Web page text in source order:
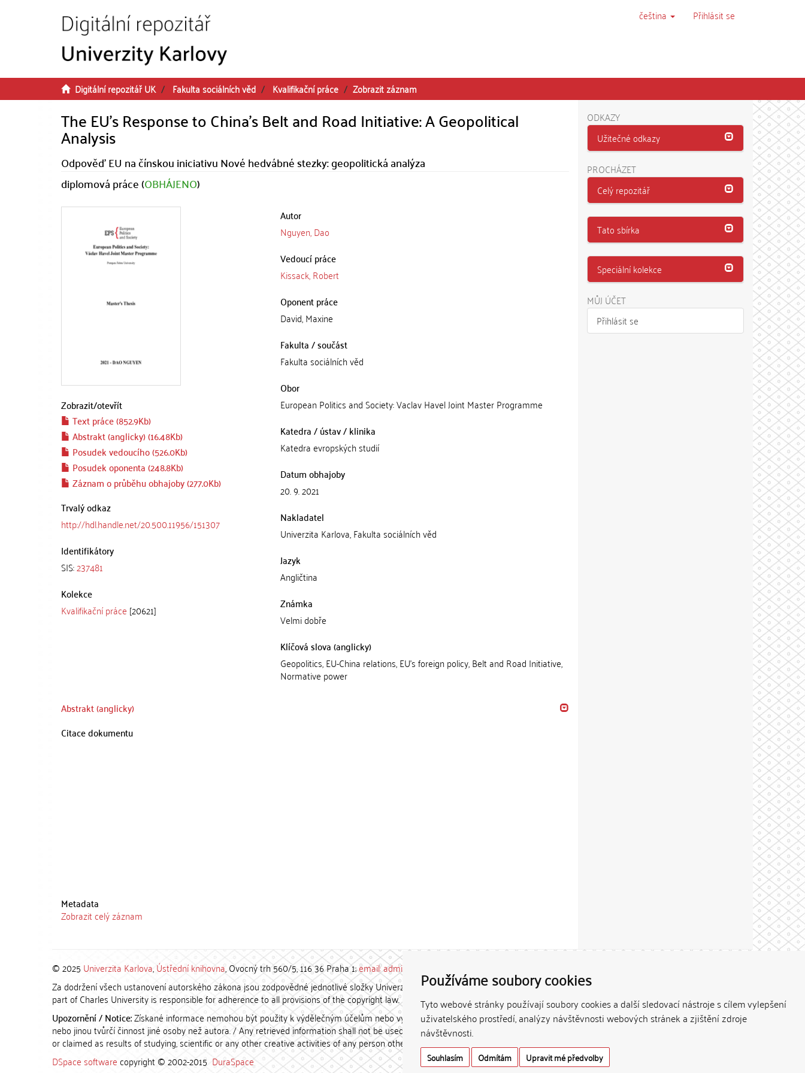
Používáme soubory cookies
Tyto webové stránky používají soubory cookies a další sledovací nástroje s cílem vylepšení
uživatelského prostředí, analýzy návštěvnosti webových stránek a zjištění zdroje
návštěvnosti.
Souhlasím Odmítám Upravit mé předvolby
čeština Přihlásit se
Digitální repozitář UK Fakulta sociálních věd Kvalifikační práce Zobrazit záznam
The EU's Response to China's Belt and Road Initiative: A Geopolitical
Analysis
Odpověď EU na čínskou iniciativu Nové hedvábné stezky: geopolitická analýza
diplomová práce (OBHÁJENO)
Zobrazit/otevřít
Text práce (852.9Kb)
Abstrakt (anglicky) (16.48Kb)
Posudek vedoucího (526.0Kb)
Posudek oponenta (248.8Kb)
Záznam o průběhu obhajoby (277.0Kb)
Trvalý odkaz
http://hdl.handle.net/20.500.11956/151307
Identifikátory
SIS:237481
Kolekce
Kvalifikační práce [20621]
Autor
Nguyen, Dao
Vedoucí práce
Kissack, Robert
Oponent práce
David, Maxine
Fakulta / součást
Fakulta sociálních věd
Obor
European Politics and Society: Vaclav Havel Joint Master Programme
Katedra / ústav / klinika
Katedra evropských studií
Datum obhajoby
20. 9. 2021
Nakladatel
Univerzita Karlova, Fakulta sociálních věd
Jazyk
Angličtina
Známka
Velmi dobře
Klíčová slova (anglicky)
Geopolitics, EU-China relations, EU's foreign policy, Belt and Road Initiative,
Normative power
Abstrakt (anglicky)
Citace dokumentu
Metadata
Zobrazit celý záznam
ODKAZY
Užitečné odkazy
PROCHÁZET
Celý repozitář
Tato sbírka
Speciální kolekce
MŮJ ÚČET
Přihlásit se
© 2025 Univerzita Karlova,Ústřední knihovna, Ovocný trh 560/5, 116 36 Praha 1;email: admin-repozitar [at] cuni.cz
Za dodržení všech ustanovení autorského zákona jsou zodpovědné jednotlivé složky Univerzity Karlovy. / Each constituent
part of Charles University is responsible for adherence to all provisions of the copyright law.
Upozornění / Notice:Získané informace nemohou být použity k výdělečným účelům nebo vydávány za studijní, vědeckou
nebo jinou tvůrčí činnost jiné osoby než autora. / Any retrieved information shall not be used for any commercial purposes
or claimed as results of studying, scientific or any other creative activities of any person other than the author.
DSpace softwarecopyright © 2002-2015 DuraSpace